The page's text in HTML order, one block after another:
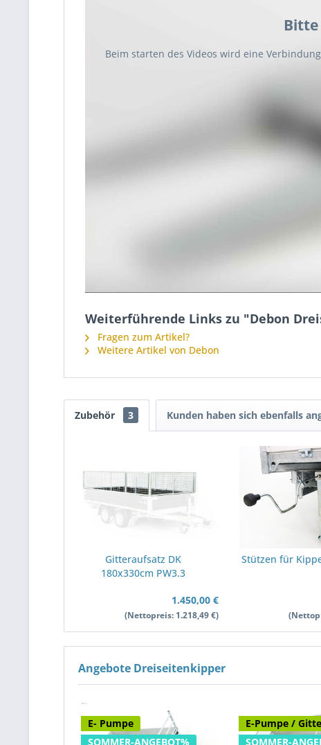
Weiterführende Links zu "Debon
Fragen zum Artikel?
Weitere Artikel von Debon
Zubehör 3 Kunden haben sich ebenfalls
Gitteraufsatz DK
180x330cm PW3.3
1.450,00 €
(Nettopreis: 1.218,49 €)
Stützen für
Angebote Dreiseitenkipper
E- Pumpe
SOMMER-ANGEBOT%
E-Pumpe /
SOMMER-